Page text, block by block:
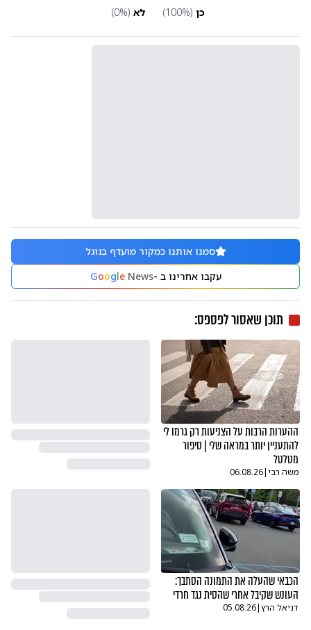
כן (
100%) לא (
0%)
סמנו אותנו כמקור מועדף בגוגל
עקבו אחרינו ב -
GoogleNews
תוכן שאסור לפספס:
ההערות הרבות על הצניעות רק גרמו לי
להתעניין יותר במראה שלי | סיפור
מטלטל
משה רבי|
06.08.26
הכבאי שהעלה את התמונה הסתבך:
העונש שקיבל אחרי שהסית נגד חרדי
דניאל הרץ|
05.08.26